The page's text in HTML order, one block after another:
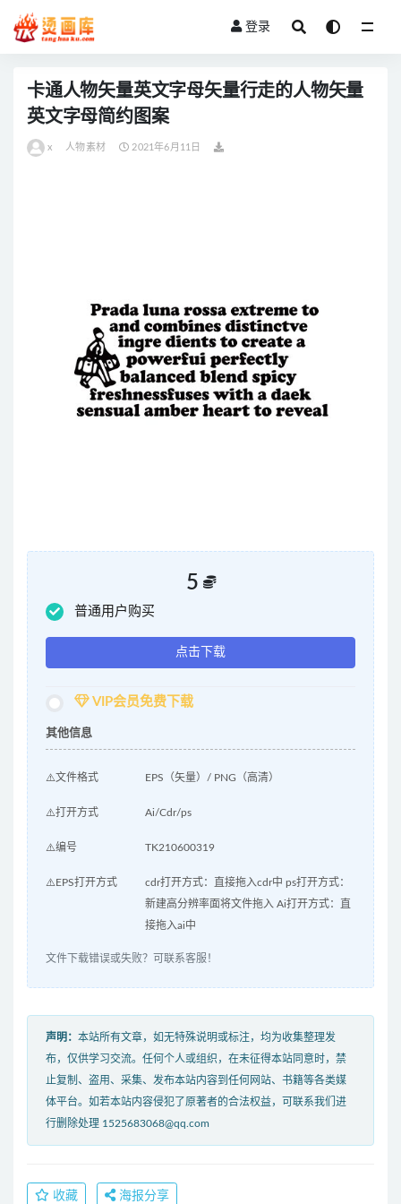
登录
卡通人物矢量英文字母矢量行走的人物矢量
英文字母简约图案
x 人物素材 2021年6月11日
5
普通用户购买
点击下载
VIP会员免费下载
其他信息
⚠️文件格式 EPS（矢量）/ PNG（高清）
⚠️打开方式 Ai/Cdr/ps
⚠️编号 TK210600319
⚠️EPS打开方式
cdr打开方式：直接拖入cdr中 ps打开方式：
新建高分辨率面将文件拖入 Ai打开方式：直
接拖入ai中
文件下载错误或失败？可联系客服！
声明： 本站所有文章，如无特殊说明或标注，均为收集整理发
布，仅供学习交流。任何个人或组织，在未征得本站同意时，禁
止复制、盗用、采集、发布本站内容到任何网站、书籍等各类媒
体平台。如若本站内容侵犯了原著者的合法权益，可联系我们进
行删除处理 1525683068@qq.com
收藏 海报分享